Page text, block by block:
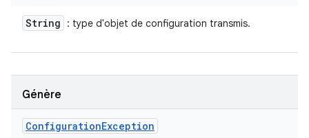
String : type d'objet de configuration transmis.
Génère
ConfigurationException